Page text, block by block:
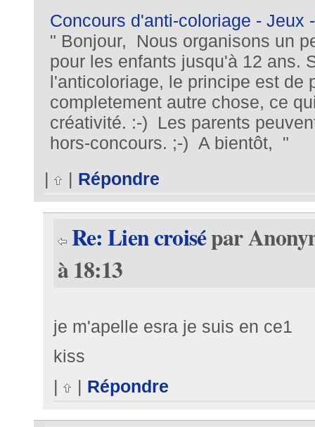
Concours d'anti-coloriage - Jeux
" Bonjour, Nous organisons un
pour les enfants jusqu'à 12 ans.
l'anticoloriage, le principe est de
completement autre chose, ce
créativité. :-) Les parents
hors-concours. ;-) A bientôt, "
|
| Répondre
Re: Lien croisépar
à 18:13
je m'apelle esra je suis en ce1
kiss
|
| Répondre